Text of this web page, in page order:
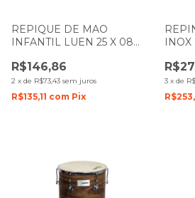
REPIQUE DE MAO
INFANTIL LUEN 25 X 08
PELE TRANSPARENTE
R$146,86
2 x de R$73,43 sem juros
R$135,11 com Pix
INOX
3 x de